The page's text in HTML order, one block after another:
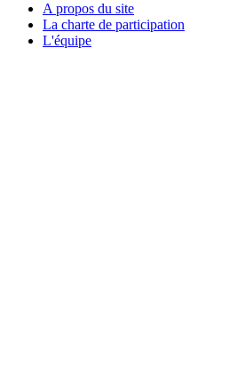
A propos du site
La charte de participation
L'équipe